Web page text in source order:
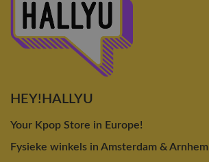
HEY!HALLYU
Your Kpop Store in Europe!
Fysieke winkels in Amsterdam & Arnhem